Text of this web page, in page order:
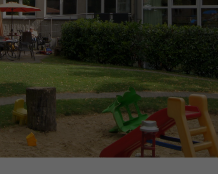
We offer support for our customers
Mon - Fri 8:00am - 5:00pm(GMT +1)
Get in touch
Cybersteel Inc.
376-293 City Road, Suite 600
San Francisco, CA 94102
Have any questions?
+44 1234 567 890
Drop us a line
info@yourdomain.com